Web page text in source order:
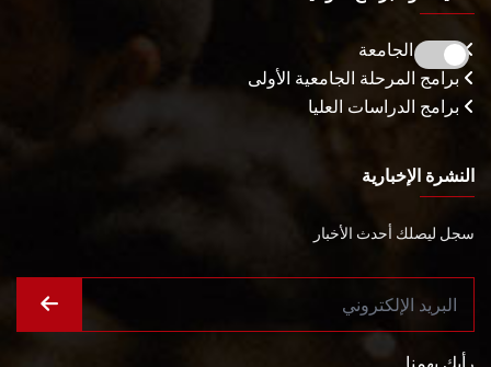
كليات الجامعة
برامج المرحلة الجامعية الأولى
برامج الدراسات العليا
النشرة الإخبارية
سجل ليصلك أحدث الأخبار